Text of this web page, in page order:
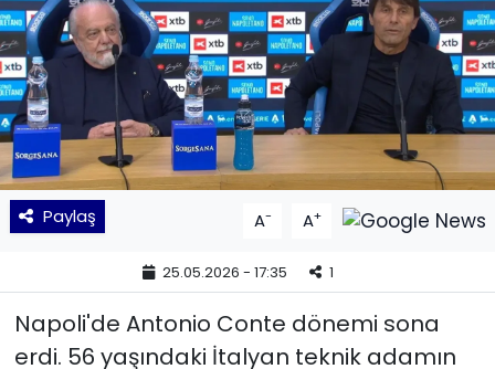
Paylaş A- A+
25.05.2026 - 17:35 1
Napoli'de Antonio Conte dönemi sona
erdi. 56 yaşındaki İtalyan teknik adamın
MAGAZİN
POLİTİKA
SAĞLIK
Siyaset
TEKNOLOJİ